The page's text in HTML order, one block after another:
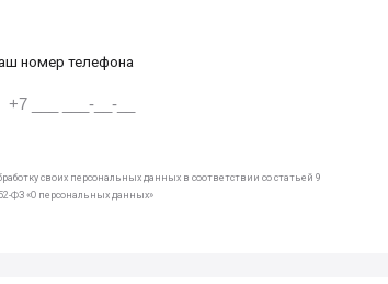
номер телефона
своих персональных данных в соответствии со статьей 9
ФЗ «О персональных данных»